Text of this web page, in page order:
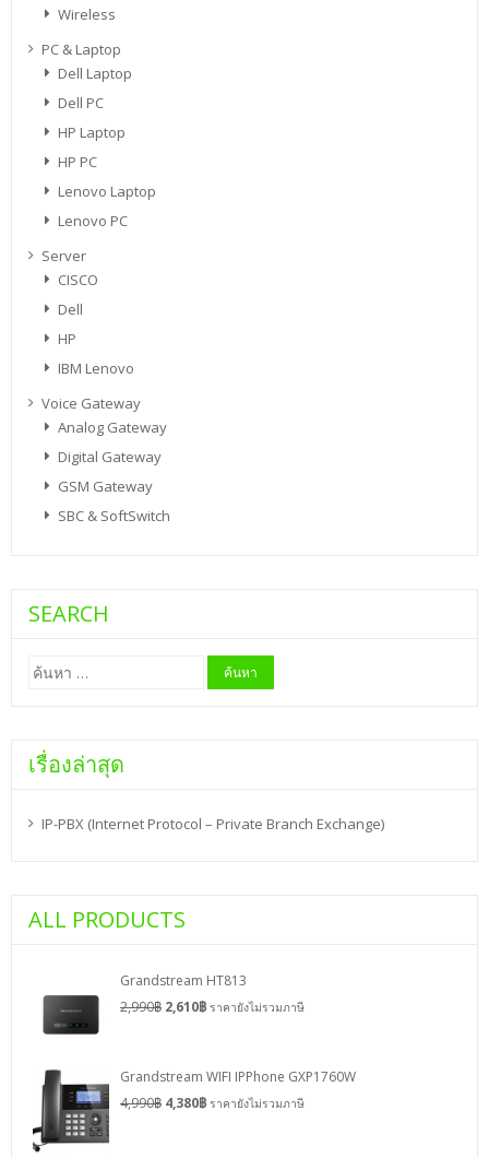
Wireless
PC & Laptop
Dell Laptop
Dell PC
HP Laptop
HP PC
Lenovo Laptop
Lenovo PC
Server
CISCO
Dell
HP
IBM Lenovo
Voice Gateway
Analog Gateway
Digital Gateway
GSM Gateway
SBC & SoftSwitch
SEARCH
ค้นหา
สำหรับ:
เรื่องล่าสุด
IP-PBX (Internet Protocol – Private Branch Exchange)
ALL PRODUCTS
Grandstream HT813
2,990฿ 2,610฿ ราคายังไม่รวมภาษี
Grandstream WIFI IPPhone GXP1760W
4,990฿ 4,380฿ ราคายังไม่รวมภาษี